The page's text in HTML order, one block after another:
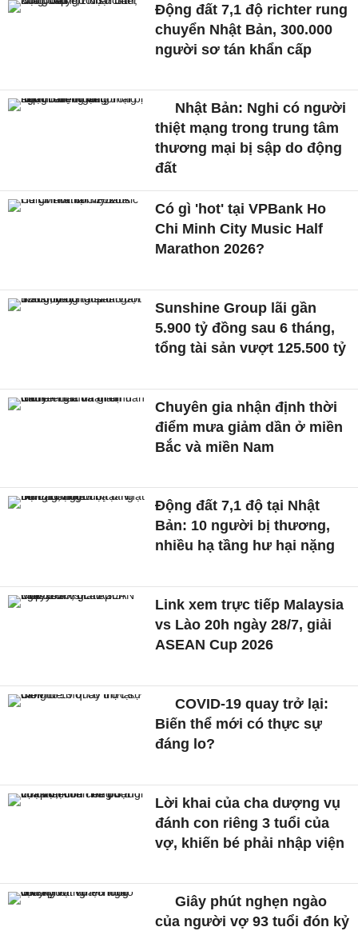
Động đất 7,1 độ richter rung
chuyển Nhật Bản, 300.000
người sơ tán khẩn cấp
Nhật Bản: Nghi có người
thiệt mạng trong trung tâm
thương mại bị sập do động
đất
Có gì 'hot' tại VPBank Ho
Chi Minh City Music Half
Marathon 2026?
Sunshine Group lãi gần
5.900 tỷ đồng sau 6 tháng,
tổng tài sản vượt 125.500 tỷ
Chuyên gia nhận định thời
điểm mưa giảm dần ở miền
Bắc và miền Nam
Động đất 7,1 độ tại Nhật
Bản: 10 người bị thương,
nhiều hạ tầng hư hại nặng
Link xem trực tiếp Malaysia
vs Lào 20h ngày 28/7, giải
ASEAN Cup 2026
COVID-19 quay trở lại:
Biến thể mới có thực sự
đáng lo?
Lời khai của cha dượng vụ
đánh con riêng 3 tuổi của
vợ, khiến bé phải nhập viện
Giây phút nghẹn ngào
của người vợ 93 tuổi đón kỷ